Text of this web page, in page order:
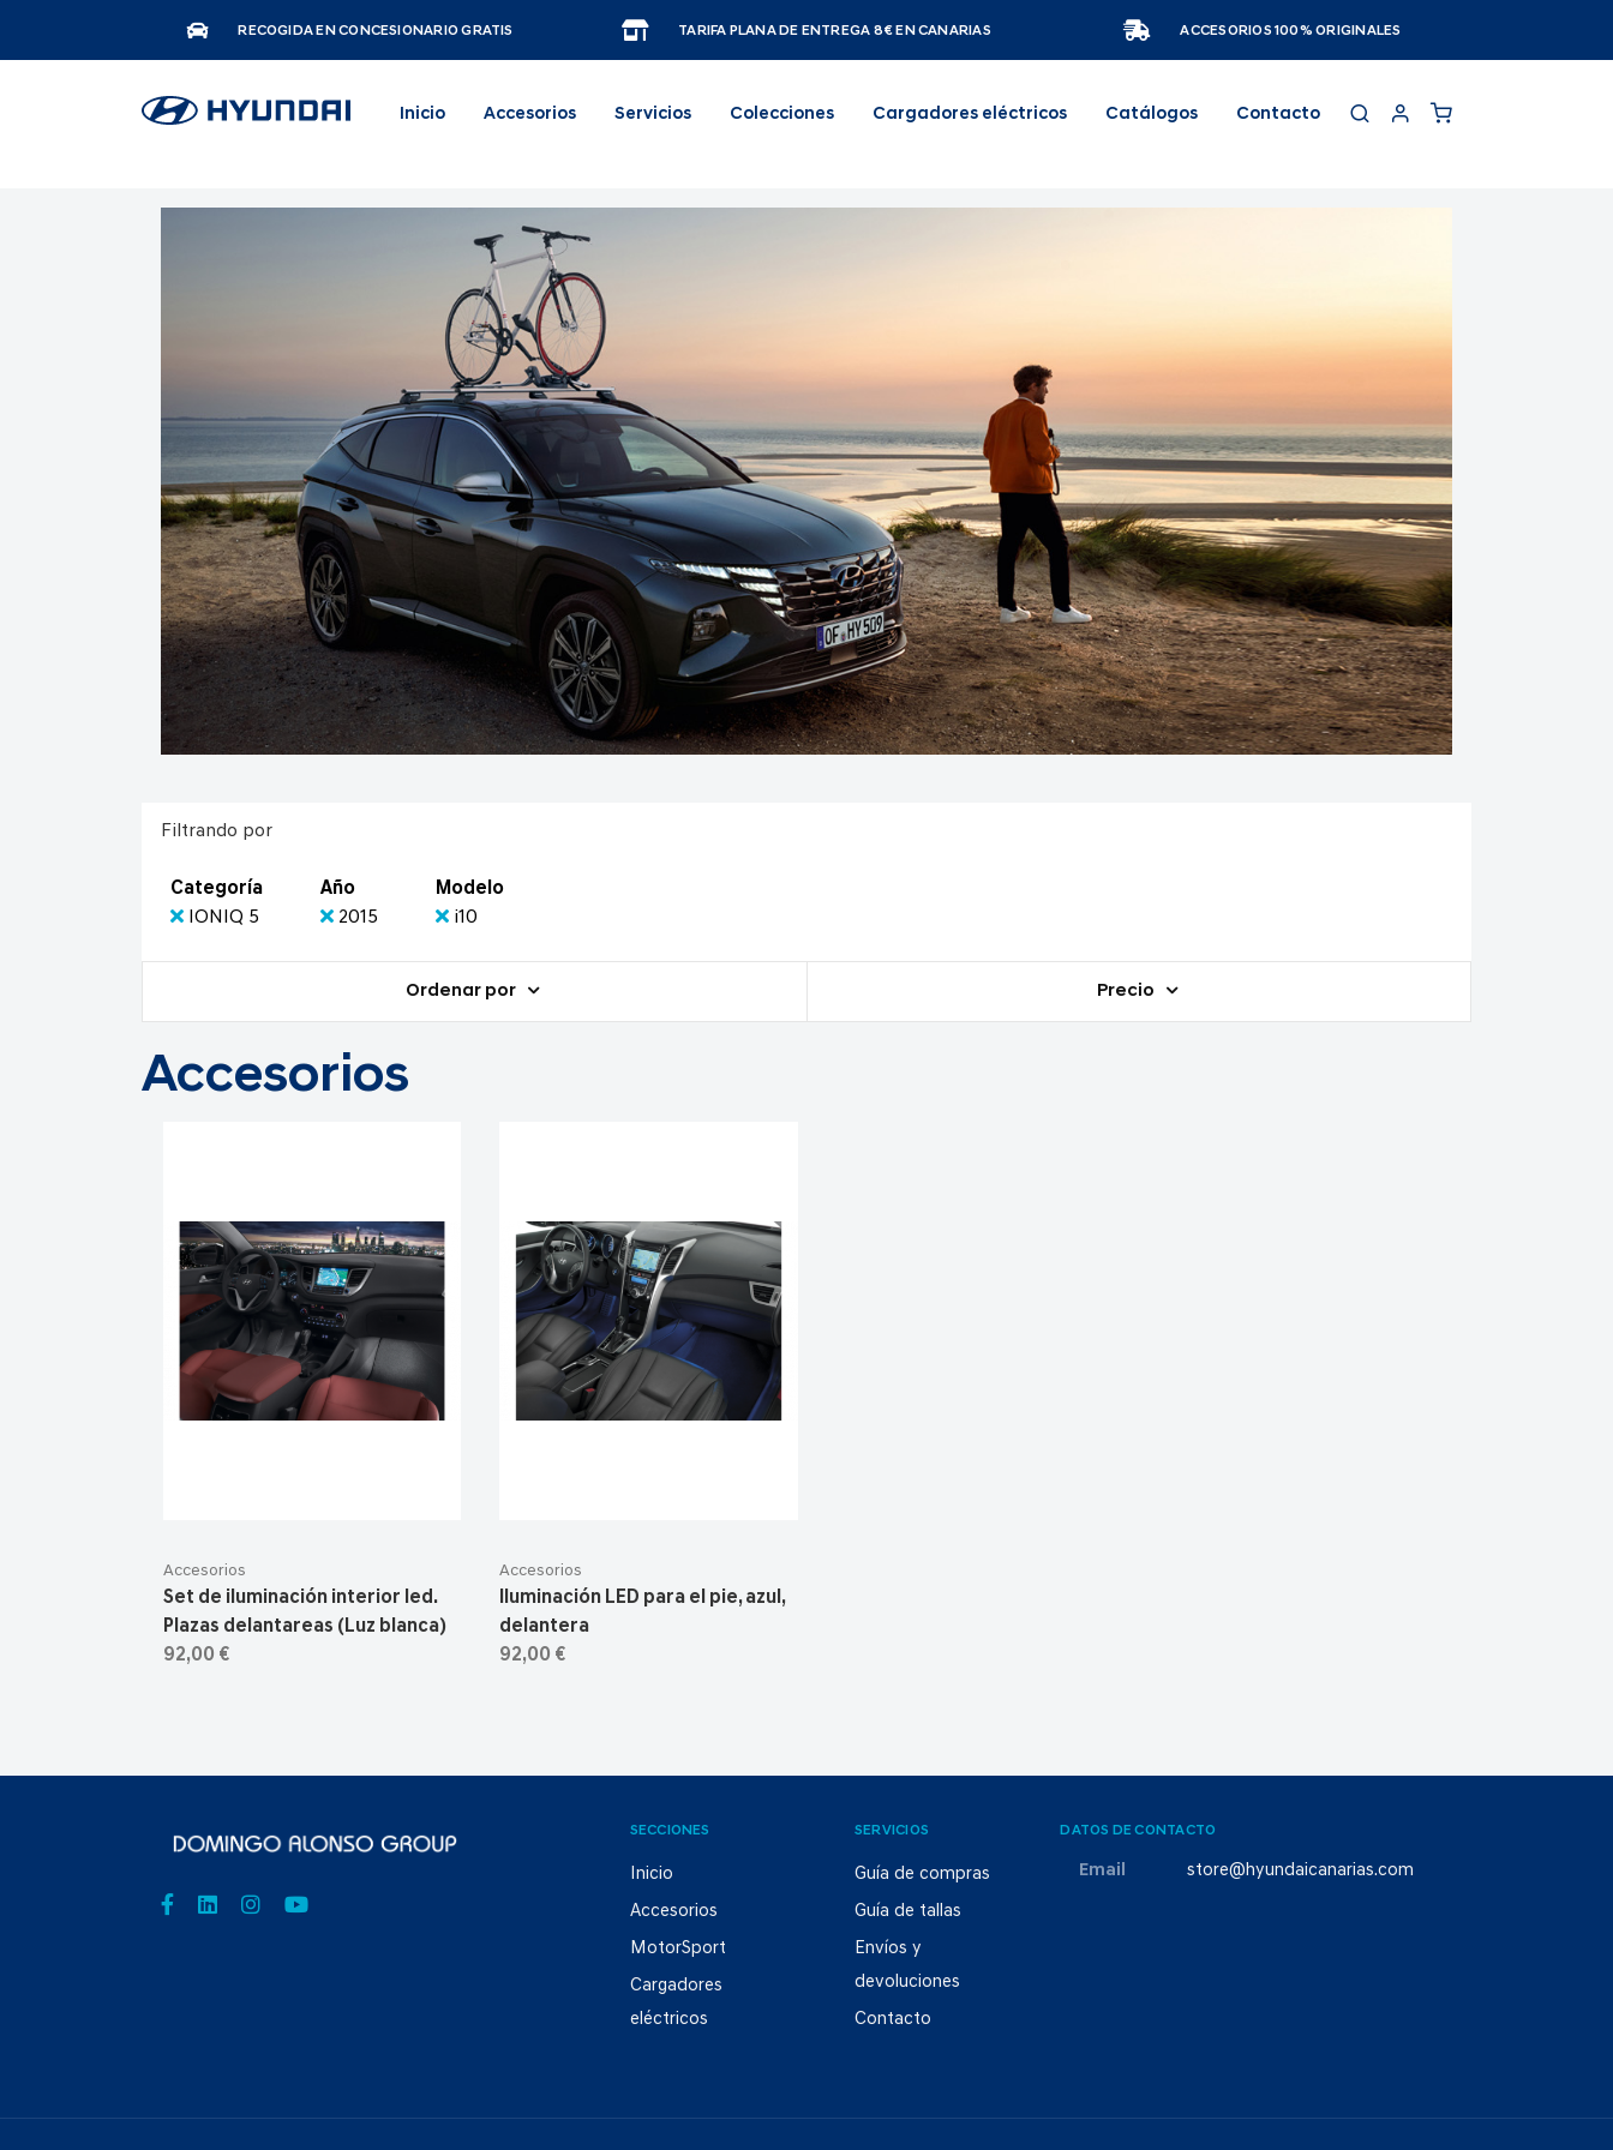
RECOGIDA EN CONCESIONARIO GRATIS TARIFA PLANA DE ENTREGA 8€ EN CANARIAS ACCESORIOS 100% ORIGINALES
Inicio Accesorios Servicios Colecciones Cargadores eléctricos Catálogos Contacto
Filtrando por
Categoría
IONIQ 5
Año
2015
Modelo
i10
Ordenar por Precio
Accesorios
Accesorios
Set de iluminación interior led.
Plazas delantareas (Luz blanca)
92,00 €
Accesorios
Iluminación LED para el pie, azul,
delantera
92,00 €
SECCIONES
Inicio
Accesorios
MotorSport
Cargadores
eléctricos
SERVICIOS
Guía de compras
Guía de tallas
Envíos y
devoluciones
Contacto
DATOS DE CONTACTO
Email store@hyundaicanarias.com